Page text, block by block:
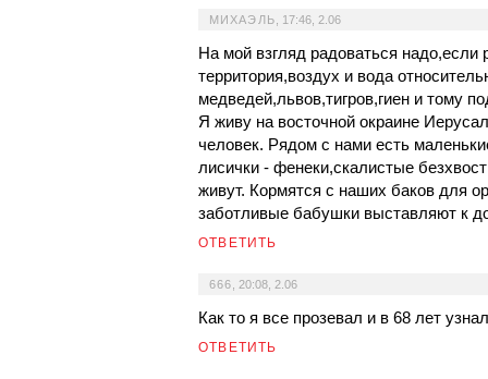
МИХАЭЛЬ 17:46, 2.06
На мой взгляд радоваться
территория,воздух и вода
медведей,львов,тигров,гиен и тому
Я живу на восточной окраине
человек. Рядом с нами есть
лисички - фенеки,скалистые
живут. Кормятся с наших баков для
заботливые бабушки выставляют к
ОТВЕТИТЬ
666 20:08, 2.06
Как то я все прозевал и в 68 лет
ОТВЕТИТЬ